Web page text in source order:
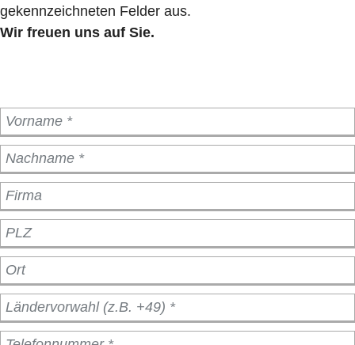
gekennzeichneten Felder aus.
Wir freuen uns auf Sie.